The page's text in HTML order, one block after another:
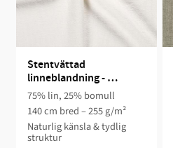
Stentvättad
linneblandning -
Naturvit
75% lin, 25% bomull
140 cm bred – 255 g/m²
Naturlig känsla & tydlig
struktur